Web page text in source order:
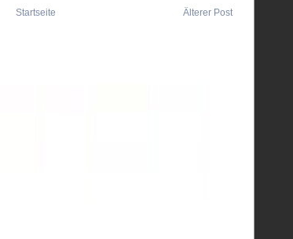
Älterer Post
Startseite